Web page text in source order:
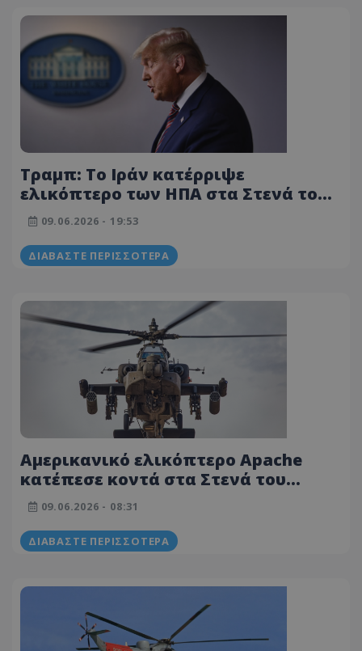
Τραμπ: Το Ιράν κατέρριψε
ελικόπτερο των ΗΠΑ στα Στενά του
Ορμούζ - Οφείλουμε να απαντήσουμε
09.06.2026 - 19:53
ΔΙΑΒΆΣΤΕ ΠΕΡΙΣΣΌΤΕΡΑ
Αμερικανικό ελικόπτερο Apache
κατέπεσε κοντά στα Στενά του
Ορμούζ, σώα τα δύο μέλη του
πληρώματος
09.06.2026 - 08:31
ΔΙΑΒΆΣΤΕ ΠΕΡΙΣΣΌΤΕΡΑ